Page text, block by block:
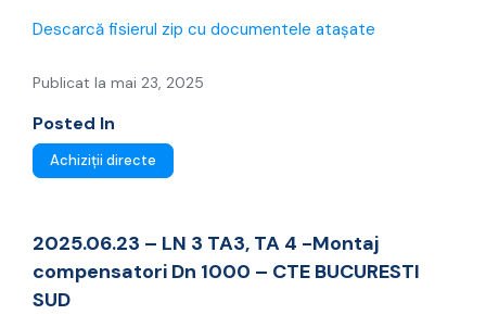
Descarcă fisierul zip cu documentele atașate
Publicat la mai 23, 2025
Posted In
Achiziții directe
2025.06.23 – LN 3 TA3, TA 4 -Montaj
compensatori Dn 1000 – CTE BUCURESTI
SUD